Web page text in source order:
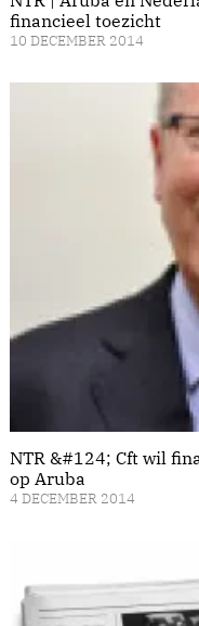
financieel toezicht
10 DECEMBER 2014
NTR &#124; Cft wil
op Aruba
4 DECEMBER 2014